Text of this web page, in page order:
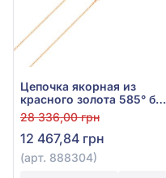
Цепочка якорная из
красного золота 585° без
вставки, арт. 888304
28 336,00 грн
12 467,84 грн
(арт. 888304)